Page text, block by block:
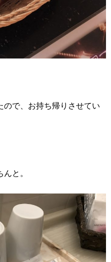
ので、お持ち帰りさせてい
と。